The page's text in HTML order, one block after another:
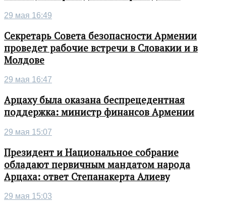
29 мая 16:49
Секретарь Совета безопасности Армении
проведет рабочие встречи в Словакии и в
Молдове
29 мая 16:47
Арцаху была оказана беспрецедентная
поддержка: министр финансов Армении
29 мая 15:07
Президент и Национальное собрание
обладают первичным мандатом народа
Арцаха: ответ Степанакерта Алиеву
29 мая 15:03